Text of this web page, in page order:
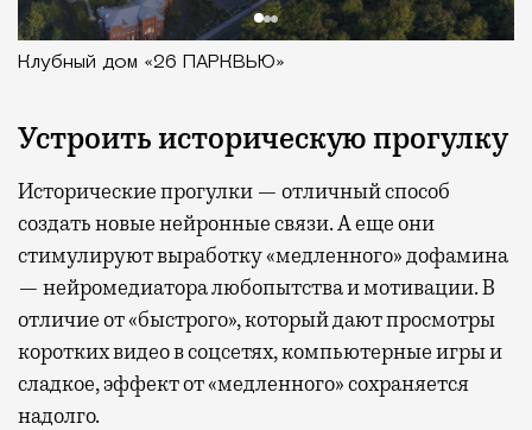
Клубный дом «26 ПАРКВЬЮ»
Устроить историческую прогулку
Исторические прогулки — отличный способ
создать новые нейронные связи. А еще они
стимулируют выработку «медленного» дофамина
— нейромедиатора любопытства и мотивации. В
отличие от «быстрого», который дают просмотры
коротких видео в соцсетях, компьютерные игры и
сладкое, эффект от «медленного» сохраняется
надолго.